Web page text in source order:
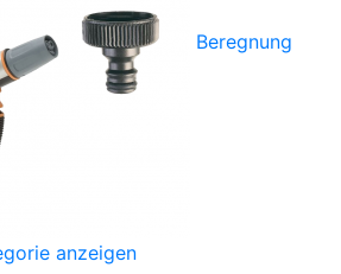
Beregnung
anzeigen